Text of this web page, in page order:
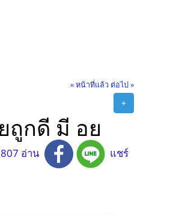
« หน้าที่แล้ว ต่อไป »
+
ถูกดี มี อย
อ่าน แชร์